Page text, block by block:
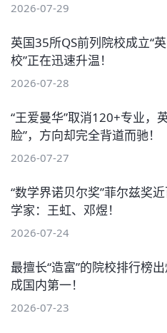
2026-07-29
英国35所QS前列院校成立“
校”正在迅速升温！
2026-07-28
“王爱曼华”取消120+专业，
脸”，方向却完全背道而驰！
2026-07-27
“数学界诺贝尔奖”菲尔兹奖
学家：王虹、邓煜！
2026-07-24
最擅长“造富”的院校排行榜
成国内第一！
2026-07-23